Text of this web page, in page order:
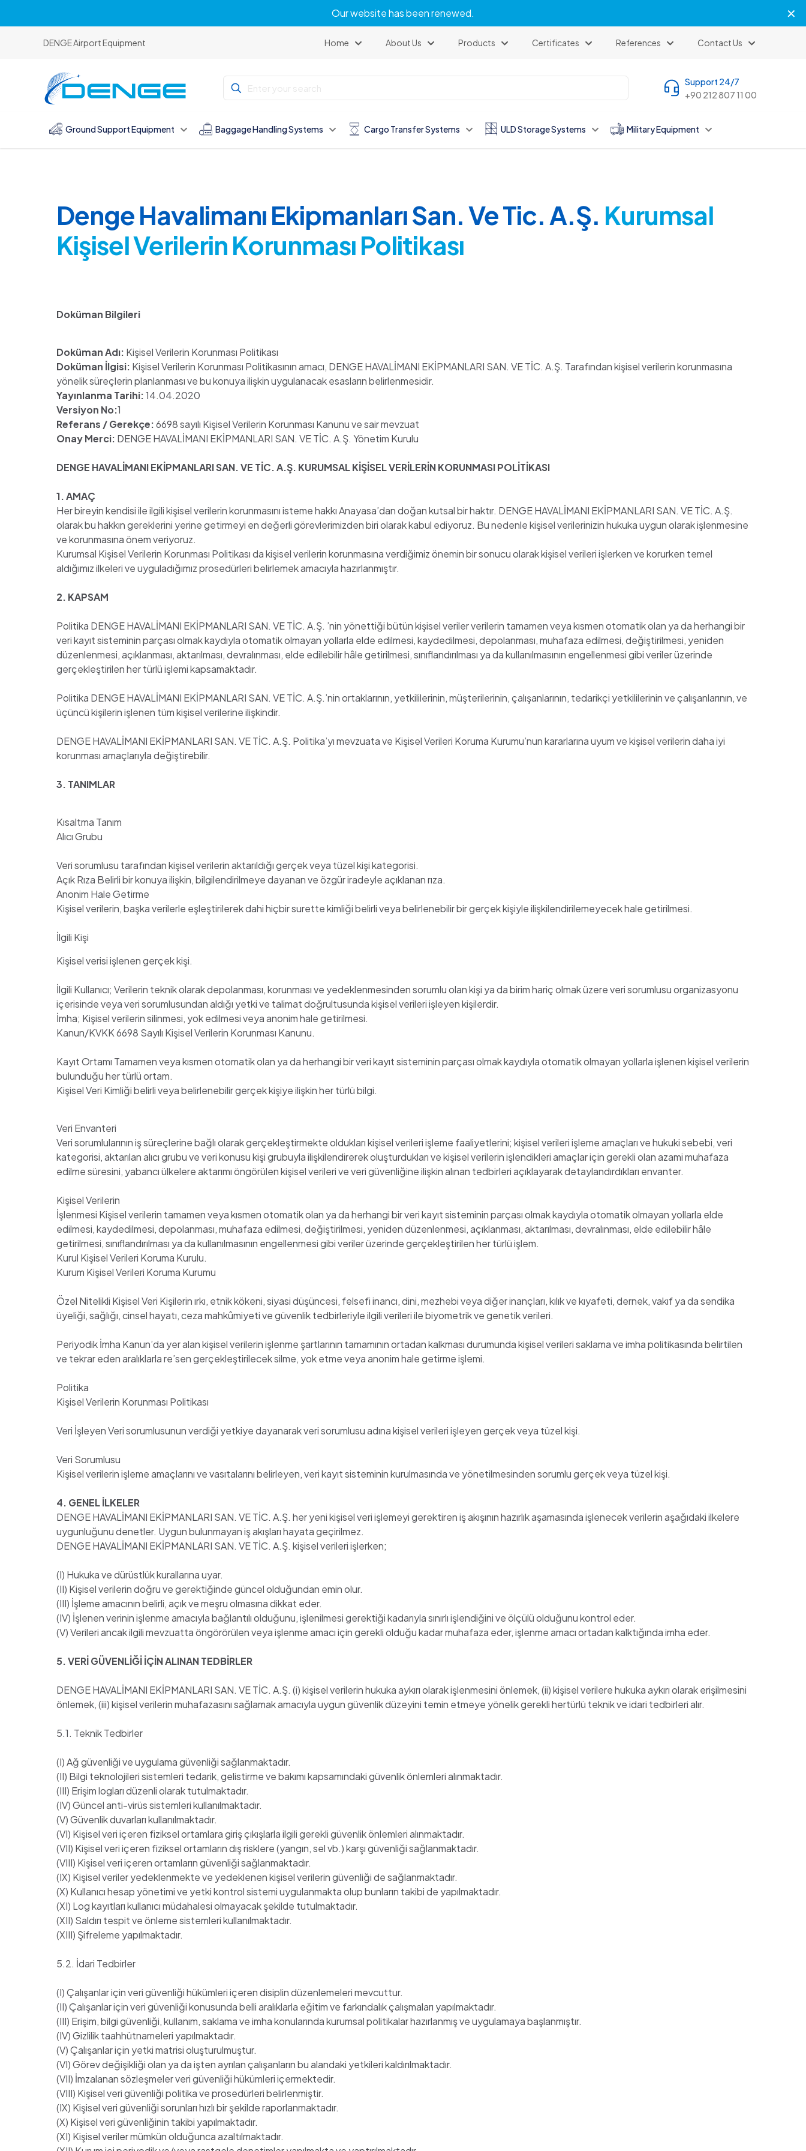
Our website has been renewed. ✕
DENGE Airport Equipment Home About Us Products Certificates References Contact Us
Support 24/7
+90 212 807 11 00
Ground Support Equipment Baggage Handling Systems Cargo Transfer Systems ULD Storage Systems Military Equipment
Denge Havalimanı Ekipmanları San. Ve Tic. A.Ş. Kurumsal
Kişisel Verilerin Korunması Politikası
Doküman Bilgileri
Doküman Adı: Kişisel Verilerin Korunması Politikası
Doküman İlgisi: Kişisel Verilerin Korunması Politikasının amacı, DENGE HAVALİMANI EKİPMANLARI SAN. VE TİC. A.Ş. Tarafından kişisel verilerin korunmasına
yönelik süreçlerin planlanması ve bu konuya ilişkin uygulanacak esasların belirlenmesidir.
Yayınlanma Tarihi:14.04.2020
Versiyon No:1
Referans / Gerekçe:6698 sayılı Kişisel Verilerin Korunması Kanunu ve sair mevzuat
Onay Merci: DENGE HAVALİMANI EKİPMANLARI SAN. VE TİC. A.Ş. Yönetim Kurulu
DENGE HAVALİMANI EKİPMANLARI SAN. VE TİC. A.Ş. KURUMSAL KİŞİSEL VERİLERİN KORUNMASI POLİTİKASI
1. AMAÇ
Her bireyin kendisi ile ilgili kişisel verilerin korunmasını isteme hakkı Anayasa’dan doğan kutsal bir haktır. DENGE HAVALİMANI EKİPMANLARI SAN. VE TİC. A.Ş.
olarak bu hakkın gereklerini yerine getirmeyi en değerli görevlerimizden biri olarak kabul ediyoruz. Bu nedenle kişisel verilerinizin hukuka uygun olarak işlenmesine
ve korunmasına önem veriyoruz.
Kurumsal Kişisel Verilerin Korunması Politikası da kişisel verilerin korunmasına verdiğimiz önemin bir sonucu olarak kişisel verileri işlerken ve korurken temel
aldığımız ilkeleri ve uyguladığımız prosedürleri belirlemek amacıyla hazırlanmıştır.
2. KAPSAM
Politika DENGE HAVALİMANI EKİPMANLARI SAN. VE TİC. A.Ş. ’nin yönettiği bütün kişisel veriler verilerin tamamen veya kısmen otomatik olan ya da herhangi bir
veri kayıt sisteminin parçası olmak kaydıyla otomatik olmayan yollarla elde edilmesi, kaydedilmesi, depolanması, muhafaza edilmesi, değiştirilmesi, yeniden
düzenlenmesi, açıklanması, aktarılması, devralınması, elde edilebilir hâle getirilmesi, sınıflandırılması ya da kullanılmasının engellenmesi gibi veriler üzerinde
gerçekleştirilen her türlü işlemi kapsamaktadır.
Politika DENGE HAVALİMANI EKİPMANLARI SAN. VE TİC. A.Ş.’nin ortaklarının, yetkililerinin, müşterilerinin, çalışanlarının, tedarikçi yetkililerinin ve çalışanlarının, ve
üçüncü kişilerin işlenen tüm kişisel verilerine ilişkindir.
DENGE HAVALİMANI EKİPMANLARI SAN. VE TİC. A.Ş. Politika’yı mevzuata ve Kişisel Verileri Koruma Kurumu’nun kararlarına uyum ve kişisel verilerin daha iyi
korunması amaçlarıyla değiştirebilir.
3. TANIMLAR
Kısaltma Tanım
Alıcı Grubu
Veri sorumlusu tarafından kişisel verilerin aktarıldığı gerçek veya tüzel kişi kategorisi.
Açık Rıza Belirli bir konuya ilişkin, bilgilendirilmeye dayanan ve özgür iradeyle açıklanan rıza.
Anonim Hale Getirme
Kişisel verilerin, başka verilerle eşleştirilerek dahi hiçbir surette kimliği belirli veya belirlenebilir bir gerçek kişiyle ilişkilendirilemeyecek hale getirilmesi.
İlgili Kişi
Kişisel verisi işlenen gerçek kişi.
İlgili Kullanıcı; Verilerin teknik olarak depolanması, korunması ve yedeklenmesinden sorumlu olan kişi ya da birim hariç olmak üzere veri sorumlusu organizasyonu
içerisinde veya veri sorumlusundan aldığı yetki ve talimat doğrultusunda kişisel verileri işleyen kişilerdir.
İmha; Kişisel verilerin silinmesi, yok edilmesi veya anonim hale getirilmesi.
Kanun/KVKK 6698 Sayılı Kişisel Verilerin Korunması Kanunu.
Kayıt Ortamı Tamamen veya kısmen otomatik olan ya da herhangi bir veri kayıt sisteminin parçası olmak kaydıyla otomatik olmayan yollarla işlenen kişisel verilerin
bulunduğu her türlü ortam.
Kişisel Veri Kimliği belirli veya belirlenebilir gerçek kişiye ilişkin her türlü bilgi.
Veri Envanteri
Veri sorumlularının iş süreçlerine bağlı olarak gerçekleştirmekte oldukları kişisel verileri işleme faaliyetlerini; kişisel verileri işleme amaçları ve hukuki sebebi, veri
kategorisi, aktarılan alıcı grubu ve veri konusu kişi grubuyla ilişkilendirerek oluşturdukları ve kişisel verilerin işlendikleri amaçlar için gerekli olan azami muhafaza
edilme süresini, yabancı ülkelere aktarımı öngörülen kişisel verileri ve veri güvenliğine ilişkin alınan tedbirleri açıklayarak detaylandırdıkları envanter.
Kişisel Verilerin
İşlenmesi Kişisel verilerin tamamen veya kısmen otomatik olan ya da herhangi bir veri kayıt sisteminin parçası olmak kaydıyla otomatik olmayan yollarla elde
edilmesi, kaydedilmesi, depolanması, muhafaza edilmesi, değiştirilmesi, yeniden düzenlenmesi, açıklanması, aktarılması, devralınması, elde edilebilir hâle
getirilmesi, sınıflandırılması ya da kullanılmasının engellenmesi gibi veriler üzerinde gerçekleştirilen her türlü işlem.
Kurul Kişisel Verileri Koruma Kurulu.
Kurum Kişisel Verileri Koruma Kurumu
Özel Nitelikli Kişisel Veri Kişilerin ırkı, etnik kökeni, siyasi düşüncesi, felsefi inancı, dini, mezhebi veya diğer inançları, kılık ve kıyafeti, dernek, vakıf ya da sendika
üyeliği, sağlığı, cinsel hayatı, ceza mahkûmiyeti ve güvenlik tedbirleriyle ilgili verileri ile biyometrik ve genetik verileri.
Periyodik İmha Kanun’da yer alan kişisel verilerin işlenme şartlarının tamamının ortadan kalkması durumunda kişisel verileri saklama ve imha politikasında belirtilen
ve tekrar eden aralıklarla re’sen gerçekleştirilecek silme, yok etme veya anonim hale getirme işlemi.
Politika
Kişisel Verilerin Korunması Politikası
Veri İşleyen Veri sorumlusunun verdiği yetkiye dayanarak veri sorumlusu adına kişisel verileri işleyen gerçek veya tüzel kişi.
Veri Sorumlusu
Kişisel verilerin işleme amaçlarını ve vasıtalarını belirleyen, veri kayıt sisteminin kurulmasında ve yönetilmesinden sorumlu gerçek veya tüzel kişi.
4. GENEL İLKELER
DENGE HAVALİMANI EKİPMANLARI SAN. VE TİC. A.Ş. her yeni kişisel veri işlemeyi gerektiren iş akışının hazırlık aşamasında işlenecek verilerin aşağıdaki ilkelere
uygunluğunu denetler. Uygun bulunmayan iş akışları hayata geçirilmez.
DENGE HAVALİMANI EKİPMANLARI SAN. VE TİC. A.Ş. kişisel verileri işlerken;
(I) Hukuka ve dürüstlük kurallarına uyar.
(II) Kişisel verilerin doğru ve gerektiğinde güncel olduğundan emin olur.
(III) İşleme amacının belirli, açık ve meşru olmasına dikkat eder.
(IV) İşlenen verinin işlenme amacıyla bağlantılı olduğunu, işlenilmesi gerektiği kadarıyla sınırlı işlendiğini ve ölçülü olduğunu kontrol eder.
(V) Verileri ancak ilgili mevzuatta öngörörülen veya işlenme amacı için gerekli olduğu kadar muhafaza eder, işlenme amacı ortadan kalktığında imha eder.
5. VERİ GÜVENLİĞİ İÇİN ALINAN TEDBİRLER
DENGE HAVALİMANI EKİPMANLARI SAN. VE TİC. A.Ş. (i) kişisel verilerin hukuka aykırı olarak işlenmesini önlemek, (ii) kişisel verilere hukuka aykırı olarak erişilmesini
önlemek, (iii) kişisel verilerin muhafazasını sağlamak amacıyla uygun güvenlik düzeyini temin etmeye yönelik gerekli hertürlü teknik ve idari tedbirleri alır.
5.1. Teknik Tedbirler
(I) Ağ güvenliği ve uygulama güvenliği sağlanmaktadır.
(II) Bilgi teknolojileri sistemleri tedarik, gelistirme ve bakımı kapsamındaki güvenlik önlemleri alınmaktadır.
(III) Erişim logları düzenli olarak tutulmaktadır.
(IV) Güncel anti-virüs sistemleri kullanılmaktadır.
(V) Güvenlik duvarları kullanılmaktadır.
(VI) Kişisel veri içeren fiziksel ortamlara giriş çıkışlarla ilgili gerekli güvenlik önlemleri alınmaktadır.
(VII) Kişisel veri içeren fiziksel ortamların dış risklere (yangın, sel vb.) karşı güvenliği sağlanmaktadır.
(VIII) Kişisel veri içeren ortamların güvenliği sağlanmaktadır.
(IX) Kişisel veriler yedeklenmekte ve yedeklenen kişisel verilerin güvenliği de sağlanmaktadır.
(X) Kullanıcı hesap yönetimi ve yetki kontrol sistemi uygulanmakta olup bunların takibi de yapılmaktadır.
(XI) Log kayıtları kullanıcı müdahalesi olmayacak şekilde tutulmaktadır.
(XII) Saldırı tespit ve önleme sistemleri kullanılmaktadır.
(XIII) Şifreleme yapılmaktadır.
5.2. İdari Tedbirler
(I) Çalışanlar için veri güvenliği hükümleri içeren disiplin düzenlemeleri mevcuttur.
(II) Çalışanlar için veri güvenliği konusunda belli aralıklarla eğitim ve farkındalık çalışmaları yapılmaktadır.
(III) Erişim, bilgi güvenliği, kullanım, saklama ve imha konularında kurumsal politikalar hazırlanmış ve uygulamaya başlanmıştır.
(IV) Gizlilik taahhütnameleri yapılmaktadır.
(V) Çalışanlar için yetki matrisi oluşturulmuştur.
(VI) Görev değişikliği olan ya da işten ayrılan çalışanların bu alandaki yetkileri kaldırılmaktadır.
(VII) İmzalanan sözleşmeler veri güvenliği hükümleri içermektedir.
(VIII) Kişisel veri güvenliği politika ve prosedürleri belirlenmiştir.
(IX) Kişisel veri güvenliği sorunları hızlı bir şekilde raporlanmaktadır.
(X) Kişisel veri güvenliğinin takibi yapılmaktadır.
(XI) Kişisel veriler mümkün olduğunca azaltılmaktadır.